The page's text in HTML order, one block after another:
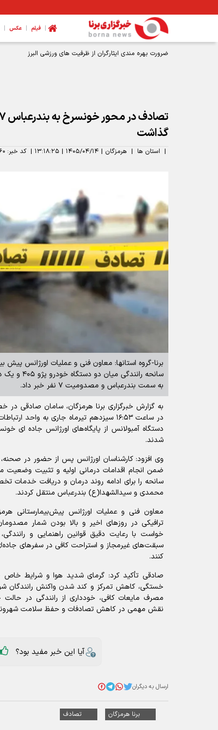
| فیلم | عکس |
گذاشت
| استان ها | هرمزگان | ۱۴۰۵/۰۴/۱۴ | ۱۳:۱۸:۲۵ | کد خبر:
برنا-گروه استانها: معاون فنی و عملیات اورژانس پیش
سانحه
به سمت بندرعباس و مصدومیت ۷ نفر خبر داد.
به گزارش خبرگزاری برنا هرمزگان، سامان صادقی
در ساعت ۱۶:۵۳ سیزدهم تیرماه جاری به واحد
دستگاه آمبولانس از پایگاه‌های اورژانس جاده ای
شدند.
وی افزود: کارشناسان اورژانس پس از حضور در
ضمن انجام اقدامات درمانی اولیه و تثبیت
سانحه را برای ادامه روند درمان و دریافت خدمات
محمدی و سیدالشهدا(ع) بندرعباس منتقل کردند.
معاون فنی و عملیات اورژانس پیش‌بیمارستانی
ترافیکی در روزهای اخیر و بالا بودن شمار
خواست با رعایت دقیق قوانین راهنمایی و
سبقت‌های غیرمجاز و استراحت کافی در سفرهای
کنند.
صادقی تأکید کرد: گرمای شدید هوا و شرایط
خستگی، کاهش تمرکز و کند شدن واکنش رانندگان
مصرف مایعات کافی، خودداری از رانندگی در
نقش مهمی در کاهش تصادفات و حفظ سلامت
آیا این خبر مفید بود؟
ارسال به دیگران
برنا هرمزگان تصادف